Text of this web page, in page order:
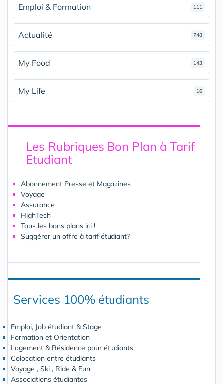
Emploi & Formation 111
Actualité 748
My Food 143
My Life 16
Les Rubriques Bon Plan à Tarif
Etudiant
Abonnement Presse et Magazines
Voyage
Assurance
HighTech
Tous les bons plans ici !
Suggérer un offre à tarif étudiant?
Services 100% étudiants
Emploi, Job étudiant & Stage
Formation et Orientation
Logement & Résidence pour étudiants
Colocation entre étudiants
Voyage , Ski , Ride & Fun
Associations étudiantes